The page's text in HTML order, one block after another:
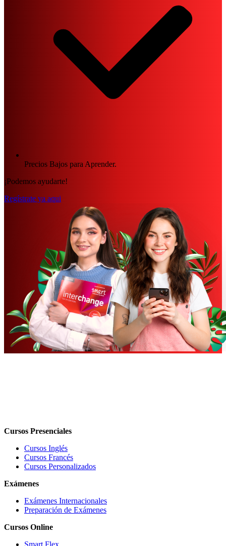
Precios Bajos para Aprender.
¡Podemos ayudarte!
Regístrate ya aqui
Cursos Presenciales
Cursos Inglés
Cursos Francés
Cursos Personalizados
Exámenes
Exámenes Internacionales
Preparación de Exámenes
Cursos Online
Smart Flex